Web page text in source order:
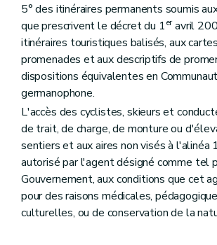
5° des itinéraires permanents soumis
que prescrivent le décret du 1eravril
itinéraires touristiques balisés, aux
promenades et aux descriptifs de
dispositions équivalentes en
germanophone.
L'accès des cyclistes, skieurs et
de trait, de charge, de monture ou
sentiers et aux aires non visés à l'alinéa 1
autorisé par l'agent désigné comme tel
Gouvernement, aux conditions que cet
pour des raisons médicales,
culturelles, ou de conservation de la